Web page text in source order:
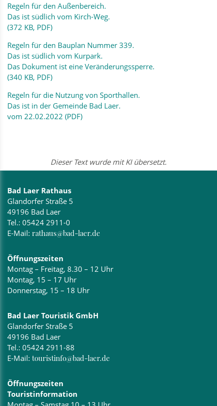
Regeln für den Außenbereich.
Das ist südlich vom Kirch-Weg.
(372 KB, PDF)
Regeln für den Bauplan Nummer 339.
Das ist südlich vom Kurpark.
Das Dokument ist eine Veränderungssperre.
(340 KB, PDF)
Regeln für die Nutzung von Sporthallen.
Das ist in der Gemeinde Bad Laer.
vom 22.02.2022 (PDF)
Dieser Text wurde mit KI übersetzt.
Bad Laer Rathaus
Glandorfer Straße 5
49196 Bad Laer
Tel.: 05424 2911-0
E-Mail: rathaus@bad-laer.de
Öffnungszeiten
Montag – Freitag, 8.30 – 12 Uhr
Montag, 15 – 17 Uhr
Donnerstag, 15 – 18 Uhr
Bad Laer Touristik GmbH
Glandorfer Straße 5
49196 Bad Laer
Tel.: 05424 2911-88
E-Mail: touristinfo@bad-laer.de
Öffnungszeiten
Touristinformation